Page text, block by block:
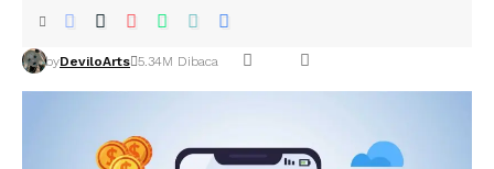
byDeviloArts 5.34M Dibaca